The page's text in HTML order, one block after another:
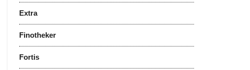
Extra
Finotheker
Fortis